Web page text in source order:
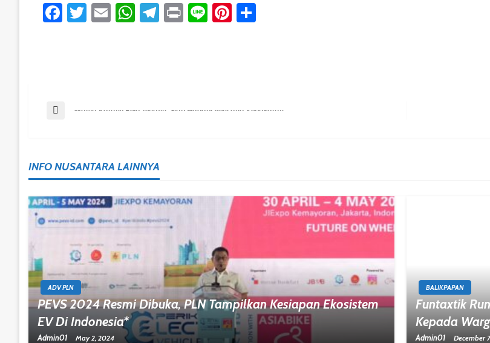
Facebook
Twitter
EmailWhatsApp
Telegram
PrintLinePinterest
Post
Previous Post Warga Karang Rejo Terlatih, Siap Hadapi Bencana Kebakaran
INFO NUSANTARA LAINNYA
ADV PLN
PEVS 2024 Resmi Dibuka, PLN Tampilkan Kesiapan Ekosistem
EV Di Indonesia*
Admin01 May 2, 2024
BALIKPAPAN
Funtaxtik
Kepada
Admin01 December